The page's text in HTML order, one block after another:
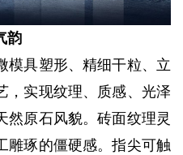
韵
模具塑形、精细干粒、立
，实现纹理、质感、光泽
然原石风貌。砖面纹理灵
雕琢的僵硬感。指尖可触